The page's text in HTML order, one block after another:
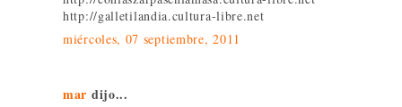
http://galletilandia.cultura-libre.net
miércoles, 07 septiembre, 2011
mar dijo...